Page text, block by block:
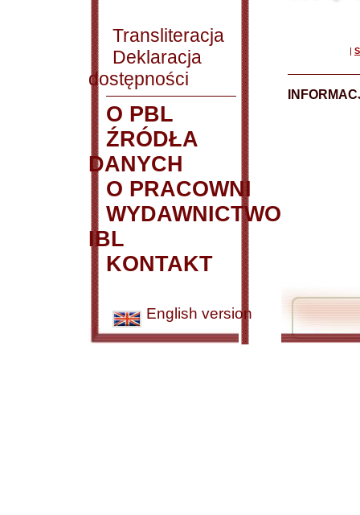
Transliteracja
Deklaracja
dostępności
O PBL
ŹRÓDŁA
DANYCH
O PRACOWNI
WYDAWNICTWO
IBL
KONTAKT
English version
|